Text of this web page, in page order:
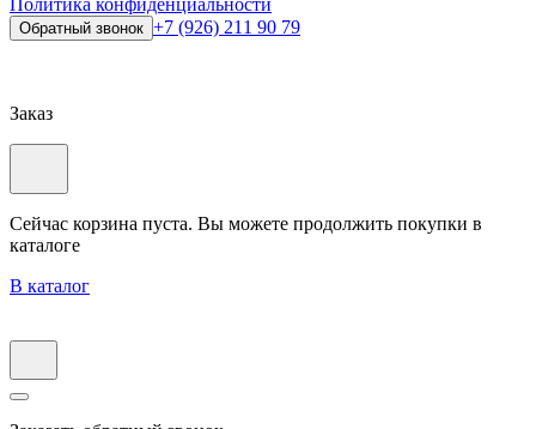
Обратный звонок +7 (926) 211 90 79
Заказ
Сейчас корзина пуста. Вы можете продолжить покупки в
каталоге
В каталог